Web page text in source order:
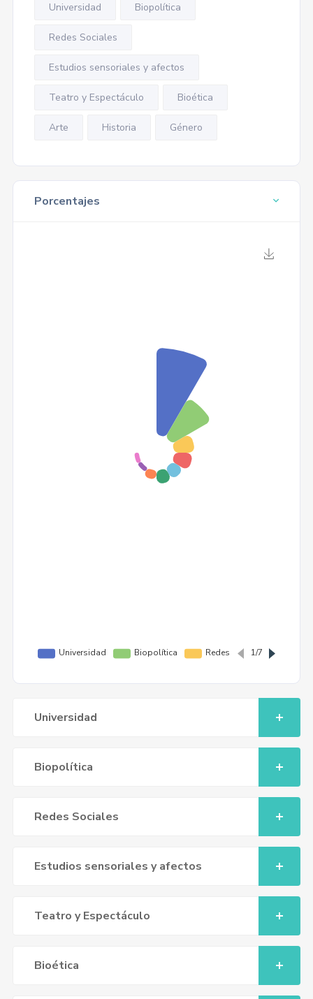
Universidad Biopolítica
Redes Sociales
Estudios sensoriales y afectos
Teatro y Espectáculo Bioética
Arte Historia Género
Porcentajes
Universidad
Biopolítica
Redes Sociales
Estudios sensoriales y afectos
Teatro y Espectáculo
Bioética